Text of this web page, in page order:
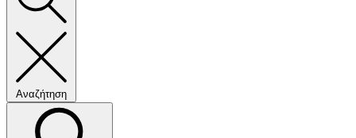
Αναζήτηση